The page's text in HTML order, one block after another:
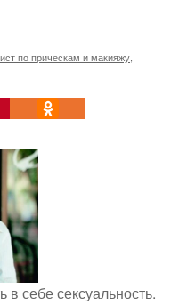
по прическам и макияжу,
себе сексуальность.